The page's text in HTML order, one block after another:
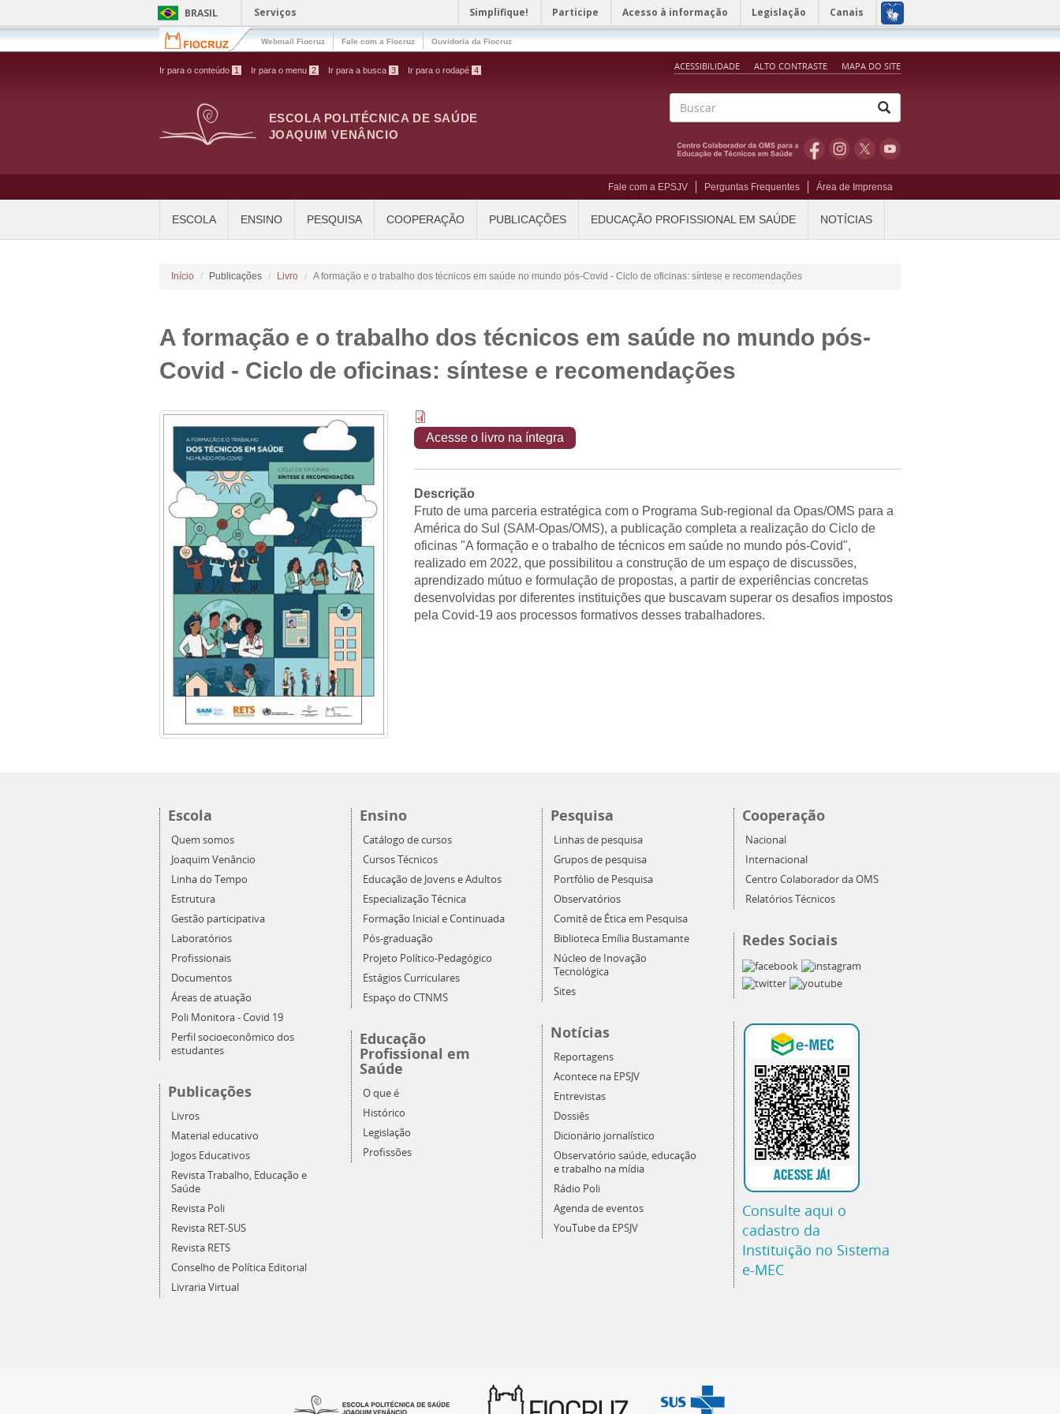
Pular para o conteúdo principal BRASIL Serviços Simplifique! Participe Acesso à informação Legislação Canais
Webmail Fiocruz Fale com a Fiocruz Ouvidoria da Fiocruz
Ir para o conteúdo 1 Ir para o menu 2 Ir para a busca 3 Ir para o rodapé 4 ACESSIBILIDADE ALTO CONTRASTE MAPA DO SITE
ESCOLA POLITÉCNICA DE SAÚDE
JOAQUIM VENÂNCIO
Fale com a EPSJV Perguntas Frequentes Área de Imprensa
ESCOLA ENSINO PESQUISA COOPERAÇÃO PUBLICAÇÕES EDUCAÇÃO PROFISSIONAL EM SAÚDE NOTÍCIAS
Início Publicações Livro A formação e o trabalho dos técnicos em saúde no mundo pós-Covid - Ciclo de oficinas: síntese e recomendações
A formação e o trabalho dos técnicos em saúde no mundo pós-
Covid - Ciclo de oficinas: síntese e recomendações
Acesse o livro na íntegra
Descrição
Fruto de uma parceria estratégica com o Programa Sub-regional da Opas/OMS para a
América do Sul (SAM-Opas/OMS), a publicação completa a realização do Ciclo de
oficinas "A formação e o trabalho de técnicos em saúde no mundo pós-Covid",
realizado em 2022, que possibilitou a construção de um espaço de discussões,
aprendizado mútuo e formulação de propostas, a partir de experiências concretas
desenvolvidas por diferentes instituições que buscavam superar os desafios impostos
pela Covid-19 aos processos formativos desses trabalhadores.
Escola
Quem somos
Joaquim Venâncio
Linha do Tempo
Estrutura
Gestão participativa
Laboratórios
Profissionais
Documentos
Áreas de atuação
Poli Monitora - Covid 19
Perfil socioeconômico dos
estudantes
Publicações
Livros
Material educativo
Jogos Educativos
Revista Trabalho, Educação e
Saúde
Revista Poli
Revista RET-SUS
Revista RETS
Conselho de Política Editorial
Livraria Virtual
Ensino
Catálogo de cursos
Cursos Técnicos
Educação de Jovens e Adultos
Especialização Técnica
Formação Inicial e Continuada
Pós-graduação
Projeto Político-Pedagógico
Estágios Curriculares
Espaço do CTNMS
Educação
Profissional em
Saúde
O que é
Histórico
Legislação
Profissões
Pesquisa
Linhas de pesquisa
Grupos de pesquisa
Portfólio de Pesquisa
Observatórios
Comitê de Ética em Pesquisa
Biblioteca Emília Bustamante
Núcleo de Inovação
Tecnológica
Sites
Notícias
Reportagens
Acontece na EPSJV
Entrevistas
Dossiês
Dicionário jornalístico
Observatório saúde, educação
e trabalho na mídia
Rádio Poli
Agenda de eventos
YouTube da EPSJV
Cooperação
Nacional
Internacional
Centro Colaborador da OMS
Relatórios Técnicos
Redes Sociais
Consulte aqui o
cadastro da
Instituição no Sistema
e-MEC